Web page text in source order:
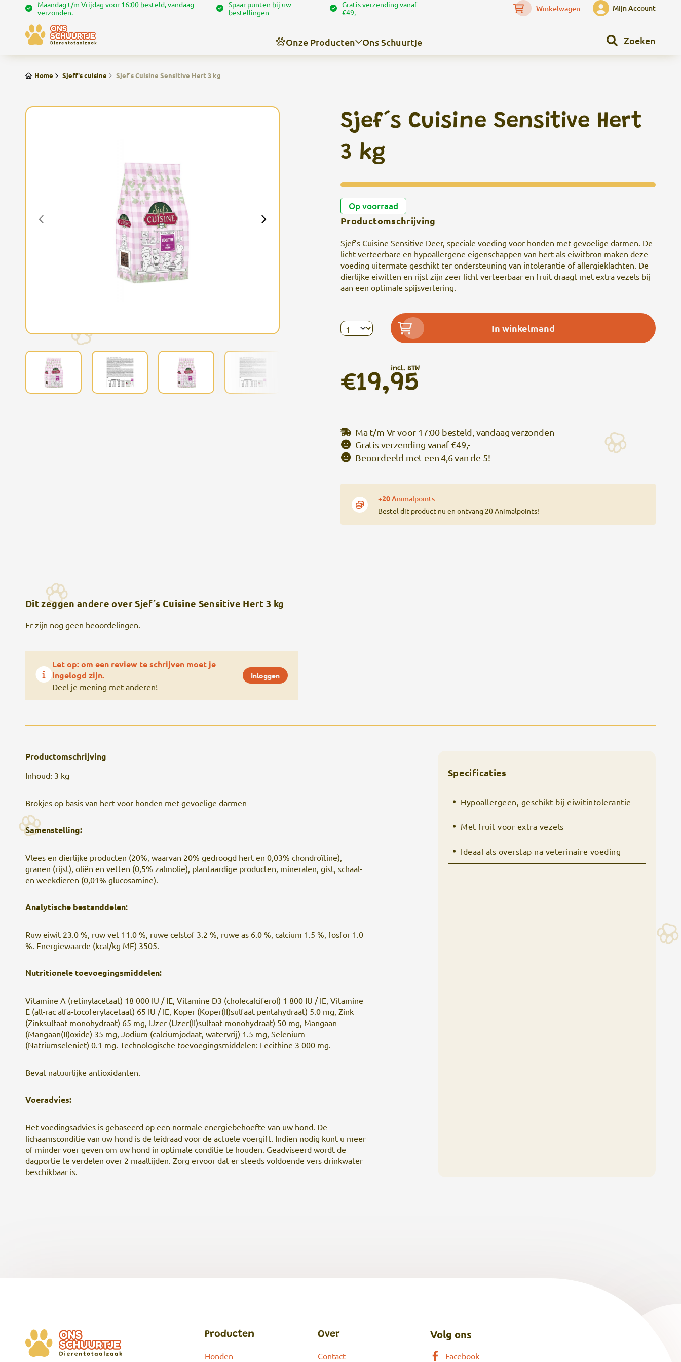
Maandag t/m Vrijdag voor 16:00 besteld, vandaag
verzonden.
Spaar punten bij uw
bestellingen
Gratis verzending vanaf
€49,-
Winkelwagen Mijn Account
Onze Producten Ons Schuurtje
Contact
Zoeken
Home Sjeff's cuisine Sjef´s Cuisine Sensitive Hert 3 kg
Sjef´s Cuisine Sensitive Hert
3 kg
Op voorraad
Productomschrijving
Sjef’s Cuisine Sensitive Deer, speciale voeding voor honden met gevoelige darmen. De
licht verteerbare en hypoallergene eigenschappen van hert als eiwitbron maken deze
voeding uitermate geschikt ter ondersteuning van intolerantie of allergieklachten. De
dierlijke eiwitten en rijst zijn zeer licht verteerbaar en fruit draagt met extra vezels bij
aan een optimale spijsvertering.
In winkelmand
€19,95
incl. BTW
Ma t/m Vr voor 17:00 besteld, vandaag verzonden
Gratis verzending vanaf €49,-
Beoordeeld met een 4,6 van de 5!
+20Animalpoints
Bestel dit product nu en ontvang 20 Animalpoints!
Dit zeggen andere over Sjef´s Cuisine Sensitive Hert 3 kg
Er zijn nog geen beoordelingen.
Let op: om een review te schrijven moet je
ingelogd zijn.
Deel je mening met anderen!
Inloggen
Productomschrijving
Inhoud: 3 kg
Brokjes op basis van hert voor honden met gevoelige darmen
Samenstelling:
Vlees en dierlijke producten (20%, waarvan 20% gedroogd hert en 0,03% chondroïtine),
granen (rijst), oliën en vetten (0,5% zalmolie), plantaardige producten, mineralen, gist, schaal-
en weekdieren (0,01% glucosamine).
Analytische bestanddelen:
Ruw eiwit 23.0 %, ruw vet 11.0 %, ruwe celstof 3.2 %, ruwe as 6.0 %, calcium 1.5 %, fosfor 1.0
%. Energiewaarde (kcal/kg ME) 3505.
Nutritionele toevoegingsmiddelen:
Vitamine A (retinylacetaat) 18 000 IU / IE, Vitamine D3 (cholecalciferol) 1 800 IU / IE, Vitamine
E (all-rac alfa-tocoferylacetaat) 65 IU / IE, Koper (Koper(II)sulfaat pentahydraat) 5.0 mg, Zink
(Zinksulfaat-monohydraat) 65 mg, IJzer (IJzer(II)sulfaat-monohydraat) 50 mg, Mangaan
(Mangaan(II)oxide) 35 mg, Jodium (calciumjodaat, watervrij) 1.5 mg, Selenium
(Natriumseleniet) 0.1 mg. Technologische toevoegingsmiddelen: Lecithine 3 000 mg.
Bevat natuurlijke antioxidanten.
Voeradvies:
Het voedingsadvies is gebaseerd op een normale energiebehoefte van uw hond. De
lichaamsconditie van uw hond is de leidraad voor de actuele voergift. Indien nodig kunt u meer
of minder voer geven om uw hond in optimale conditie te houden. Geadviseerd wordt de
dagportie te verdelen over 2 maaltijden. Zorg ervoor dat er steeds voldoende vers drinkwater
beschikbaar is.
Specificaties
Hypoallergeen, geschikt bij eiwitintolerantie
Met fruit voor extra vezels
Ideaal als overstap na veterinaire voeding
Producten
Honden
Over
Contact
Volg ons
Facebook